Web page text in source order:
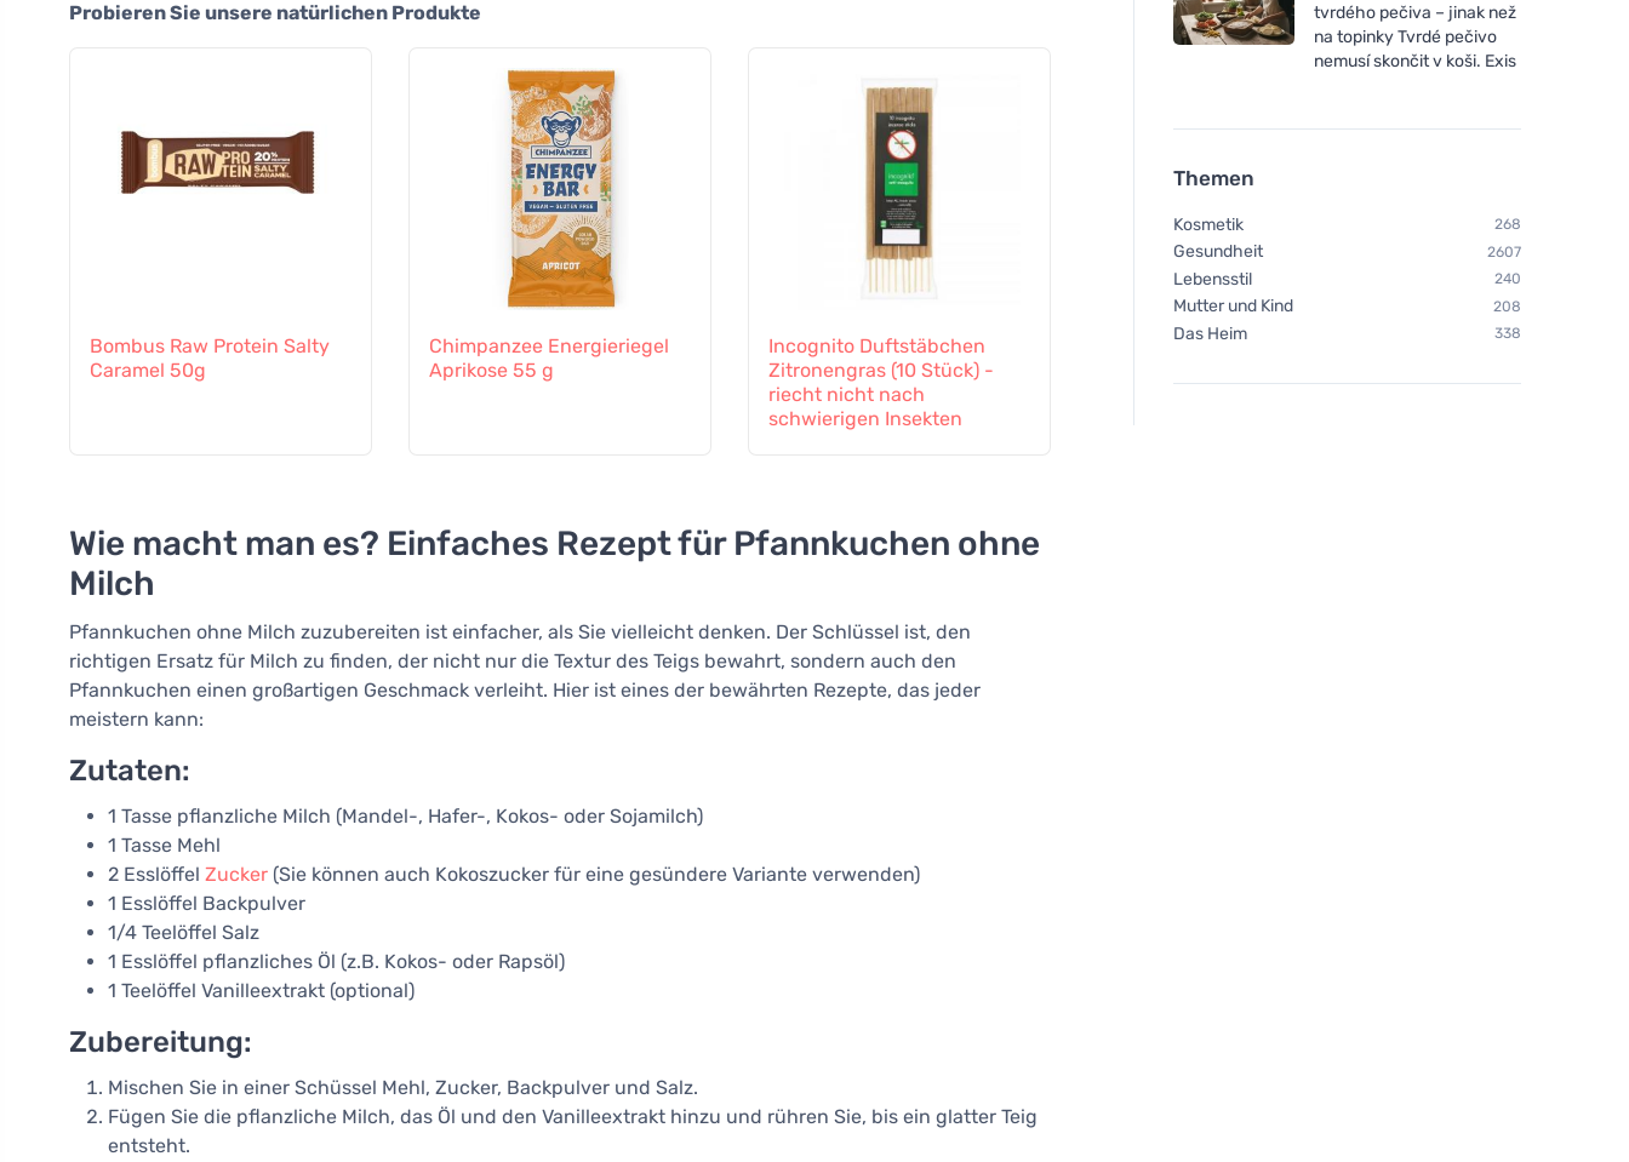
Probieren Sie unsere natürlichen Produkte
Bombus Raw Protein Salty
Caramel 50g
Chimpanzee Energieriegel
Aprikose 55 g
Incognito Duftstäbchen
Zitronengras (10 Stück) -
riecht nicht nach
schwierigen Insekten
Bombus Raw energy
Wie macht man es? Einfaches Rezept für Pfannkuchen ohne
Milch
Pfannkuchen ohne Milch zuzubereiten ist einfacher, als Sie vielleicht denken. Der Schlüssel ist, den
richtigen Ersatz für Milch zu finden, der nicht nur die Textur des Teigs bewahrt, sondern auch den
Pfannkuchen einen großartigen Geschmack verleiht. Hier ist eines der bewährten Rezepte, das jeder
meistern kann:
Zutaten:
1 Tasse pflanzliche Milch (Mandel-, Hafer-, Kokos- oder Sojamilch)
1 Tasse Mehl
2 Esslöffel Zucker (Sie können auch Kokoszucker für eine gesündere Variante verwenden)
1 Esslöffel Backpulver
1/4 Teelöffel Salz
1 Esslöffel pflanzliches Öl (z.B. Kokos- oder Rapsöl)
1 Teelöffel Vanilleextrakt (optional)
Zubereitung:
Mischen Sie in einer Schüssel Mehl, Zucker, Backpulver und Salz.
Fügen Sie die pflanzliche Milch, das Öl und den Vanilleextrakt hinzu und rühren Sie, bis ein glatter Teig
entsteht.
tvrdého pečiva – jinak než
na topinky Tvrdé pečivo
nemusí skončit v koši. Exis
Themen
Kosmetik 268
Gesundheit 2607
Lebensstil 240
Mutter und Kind 208
Das Heim 338